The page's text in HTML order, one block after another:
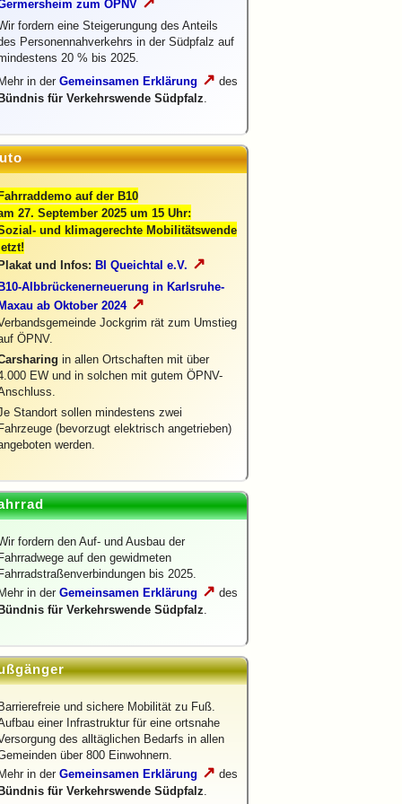
zum ÖPNV
fordern eine Steigerungung des Anteils
Personennahverkehrs in der Südpfalz auf
20 % bis 2025.
in der Gemeinsamen Erklärung ↗ des
für Verkehrswende Südpfalz.
auf der B10
27. September 2025 um 15 Uhr:
und klimagerechte Mobilitätswende
und Infos: BI Queichtal e.V. ↗
Albbrückenerneuerung in Karlsruhe-
ab Oktober 2024↗
Jockgrim rät zum Umstieg
ÖPNV.
in allen Ortschaften mit über
EW und in solchen mit gutem ÖPNV-
Standort sollen mindestens zwei
(bevorzugt elektrisch angetrieben)
werden.
fordern den Auf- und Ausbau der
auf den gewidmeten
bis 2025.
in der Gemeinsamen Erklärung ↗ des
für Verkehrswende Südpfalz.
und sichere Mobilität zu Fuß.
einer Infrastruktur für eine ortsnahe
des alltäglichen Bedarfs in allen
über 800 Einwohnern.
in der Gemeinsamen Erklärung ↗ des
für Verkehrswende Südpfalz.